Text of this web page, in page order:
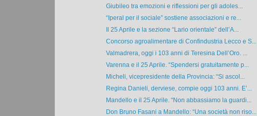
Giubileo tra emozioni e riflessioni per gli adoles...
“Iperal per il sociale” sostiene associazioni e re...
Il 25 Aprile e la sezione “Lario orientale” dell’A...
Concorso agroalimentare di Confindustria Lecco e S...
Valmadrera, oggi i 103 anni di Teresina Dell’Oro. ...
Varenna e il 25 Aprile. “Spendersi gratuitamente p...
Micheli, vicepresidente della Provincia: “Si ascol...
Regina Danieli, derviese, compie oggi 103 anni. E’...
Mandello e il 25 Aprile. “Non abbassiamo la guardi...
Don Bruno Fasani a Mandello: “Una società non riso...